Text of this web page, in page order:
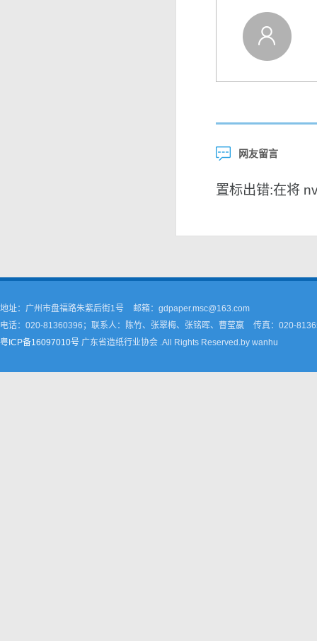
网友留言
置标出错:在将
地址：广州市盘福路朱紫后街1号
邮箱：gdpaper.msc@163.com
电话：020-81360396；联系人：陈竹、张翠梅、张铭晖、曹莹嬴
传真：020-
粤ICP备16097010号 广东省造纸行业协会 .All Rights Reserved.by wanhu